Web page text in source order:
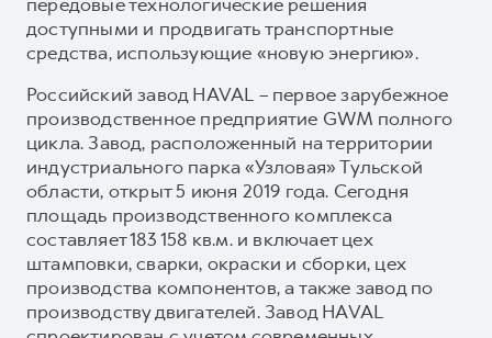
доступными и продвигать транспортные
средства, использующие «новую энергию».
Российский завод HAVAL – первое зарубежное
производственное предприятие GWM полного
цикла. Завод, расположенный на территории
индустриального парка «Узловая» Тульской
области, открыт 5 июня 2019 года. Сегодня
площадь производственного комплекса
составляет 183 158 кв.м. и включает цех
штамповки, сварки, окраски и сборки, цех
производства компонентов, а также завод по
производству двигателей. Завод HAVAL